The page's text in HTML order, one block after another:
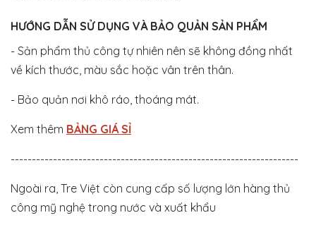
HƯỚNG DẪN SỬ DỤNG VÀ BẢO QUẢN SẢN PHẨM
- Sản phẩm thủ công tự nhiên nên sẽ không đồng nhất
về kích thước, màu sắc hoặc vân trên thân.
- Bảo quản nơi khô ráo, thoáng mát.
Xem thêm BẢNG GIÁ SỈ
--------------------------------------------------------------------
Ngoài ra, Tre Việt còn cung cấp số lượng lớn hàng thủ
công mỹ nghệ trong nước và xuất khẩu